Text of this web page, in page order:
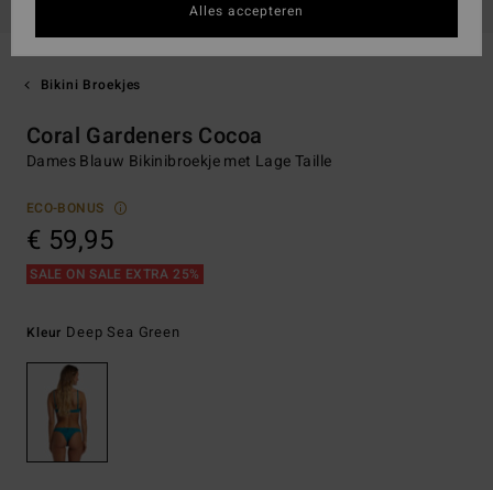
Bikini Broekjes
Coral Gardeners Cocoa
Dames Blauw Bikinibroekje met Lage Taille
ECO-BONUS
€ 59,95
SALE ON SALE EXTRA 25%
Kleur Deep Sea Green
Alles accepteren